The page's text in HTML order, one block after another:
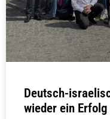
Deutsch-
wieder ein Erfolg